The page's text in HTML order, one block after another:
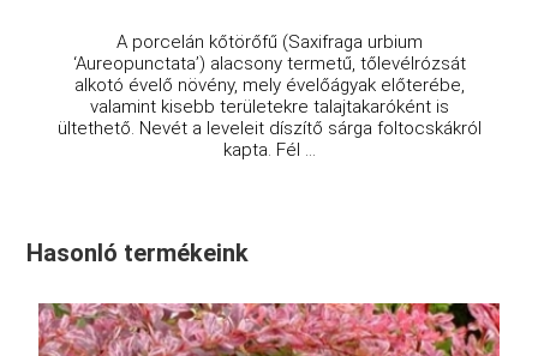
A porcelán kőtörőfű (Saxifraga urbium
‘Aureopunctata’) alacsony termetű, tőlevélrózsát
alkotó évelő növény, mely évelőágyak előterébe,
valamint kisebb területekre talajtakaróként is
ültethető. Nevét a leveleit díszítő sárga foltocskákról
kapta. Fél ...
Hasonló termékeink